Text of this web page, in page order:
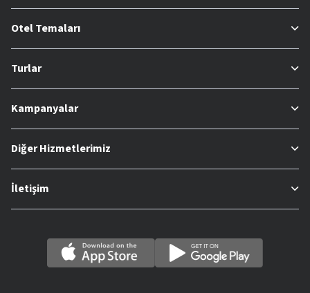
Otel Temaları
Turlar
Kampanyalar
Diğer Hizmetlerimiz
İletişim